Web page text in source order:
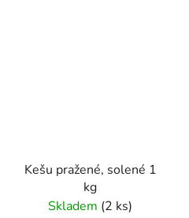
Kešu pražené, solené 1
kg
Skladem (2 ks)